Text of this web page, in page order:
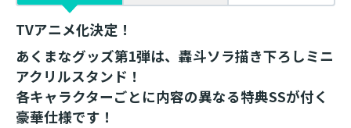
TVアニメ化決定！
あくまなグッズ第1弾は、轟斗ソラ描き下ろしミニ
アクリルスタンド！
各キャラクターごとに内容の異なる特典SSが付く
豪華仕様です！